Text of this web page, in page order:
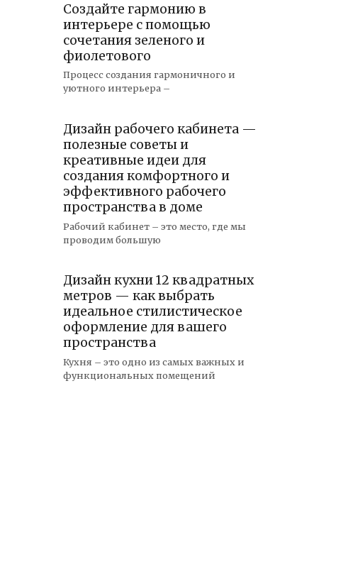
Создайте гармонию в
интерьере с помощью
сочетания зеленого и
фиолетового
Процесс создания гармоничного и
уютного интерьера –
Дизайн рабочего кабинета —
полезные советы и
креативные идеи для
создания комфортного и
эффективного рабочего
пространства в доме
Рабочий кабинет – это место, где мы
проводим большую
Дизайн кухни 12 квадратных
метров — как выбрать
идеальное стилистическое
оформление для вашего
пространства
Кухня – это одно из самых важных и
функциональных помещений